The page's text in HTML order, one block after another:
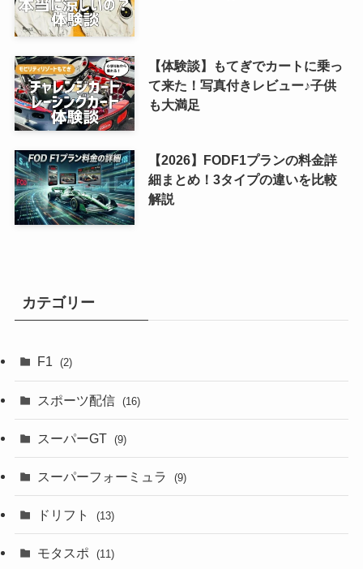
【体験談】もてぎでカートに乗っ
て来た！写真付きレビュー♪子供
も大満足
【2026】FODF1プランの料金詳
細まとめ！3タイプの違いを比較
解説
カテゴリー
F1 (2)
スポーツ配信 (16)
スーパーGT (9)
スーパーフォーミュラ (9)
ドリフト (13)
モタスポ (11)